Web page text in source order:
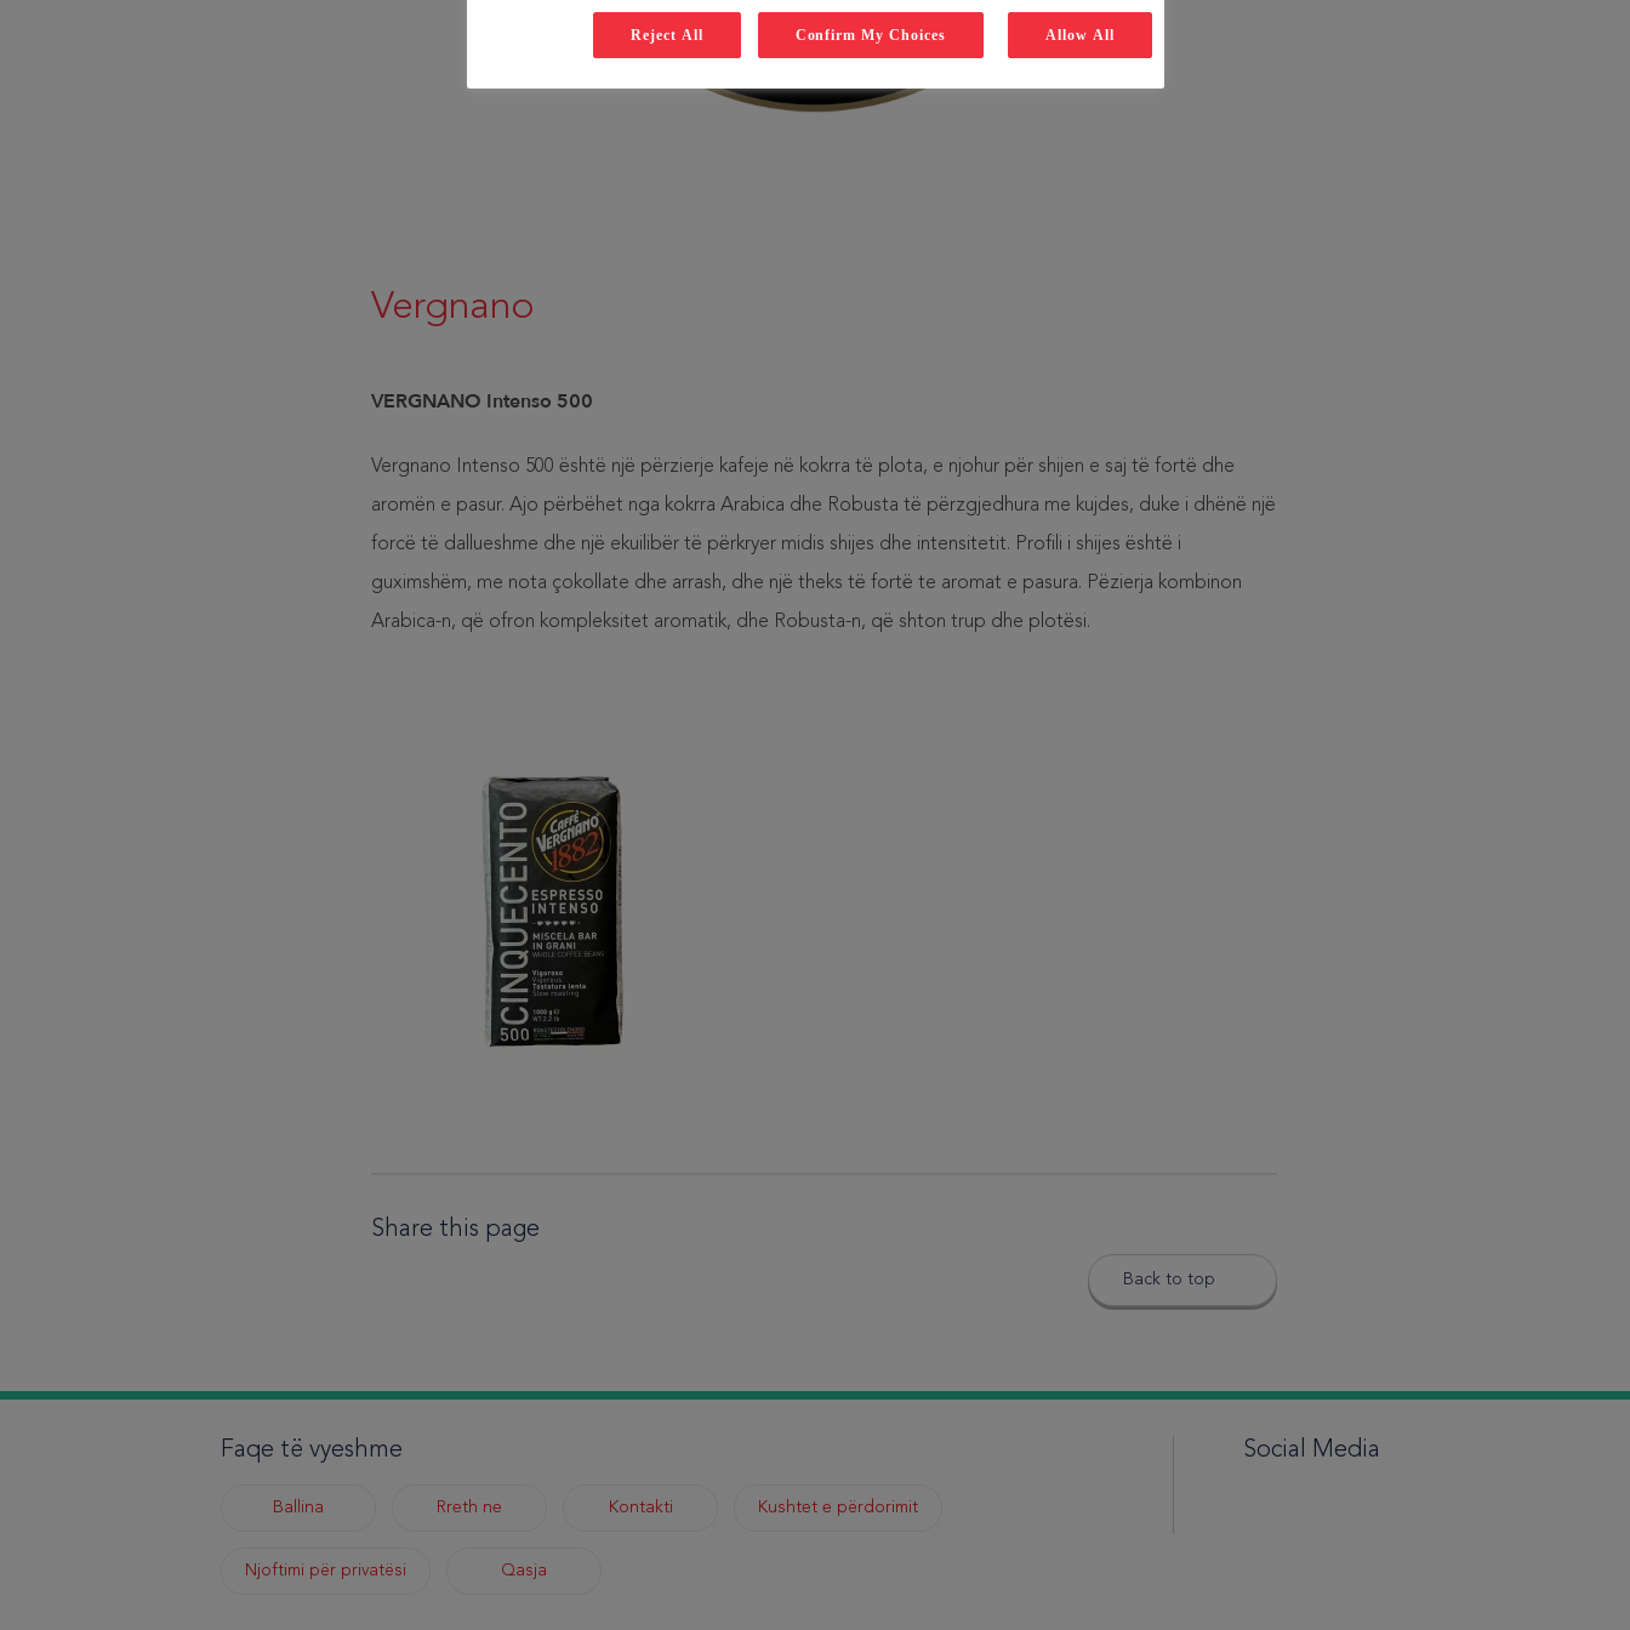
Vergnano
VERGNANO Intenso 500
Vergnano Intenso 500 është një përzierje kafeje në kokrra të plota, e njohur për shijen e saj të fortë dhe
aromën e pasur. Ajo përbëhet nga kokrra Arabica dhe Robusta të përzgjedhura me kujdes, duke i dhënë një
forcë të dallueshme dhe një ekuilibër të përkryer midis shijes dhe intensitetit. Profili i shijes është i
guximshëm, me nota çokollate dhe arrash, dhe një theks të fortë te aromat e pasura. Pëzierja kombinon
Arabica-n, që ofron kompleksitet aromatik, dhe Robusta-n, që shton trup dhe plotësi.
Share this page
Back to top
Faqe të vyeshme
Ballina Rreth ne Kontakti Kushtet e përdorimit
Njoftimi për privatësi Qasja
Social Media
Reject All Confirm My Choices Allow All